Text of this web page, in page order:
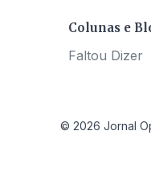
Colunas e
Faltou Dizer
© 2026 Jornal